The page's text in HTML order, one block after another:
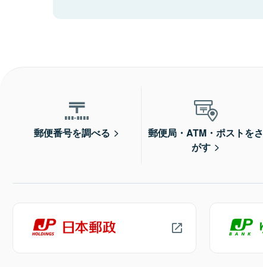
郵便番号を調べる
郵便局・ATM・ポストをさ
がす